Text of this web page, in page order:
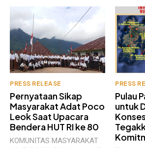
PRESS RELEASE
Pernyataan Sikap
Masyarakat Adat Poco
Leok Saat Upacara
Bendera HUT RI ke 80
KOMUNITAS MASYARAKAT
PRESS
Pulau
untuk